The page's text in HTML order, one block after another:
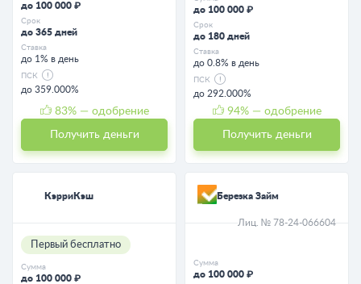
до 100 000 ₽
Срок
до 365 дней
Ставка
до 1% в день
ПСК
до 359.000%
83% — одобрение
Получить деньги
до 100 000 ₽
Срок
до 180 дней
Ставка
до 0.8% в день
ПСК
до 292.000%
94% — одобрение
Получить деньги
КэрриКэш
Первый бесплатно
Сумма
до 100 000 ₽
Березка Займ
Лиц. № 78-24-066604
Сумма
до 100 000 ₽